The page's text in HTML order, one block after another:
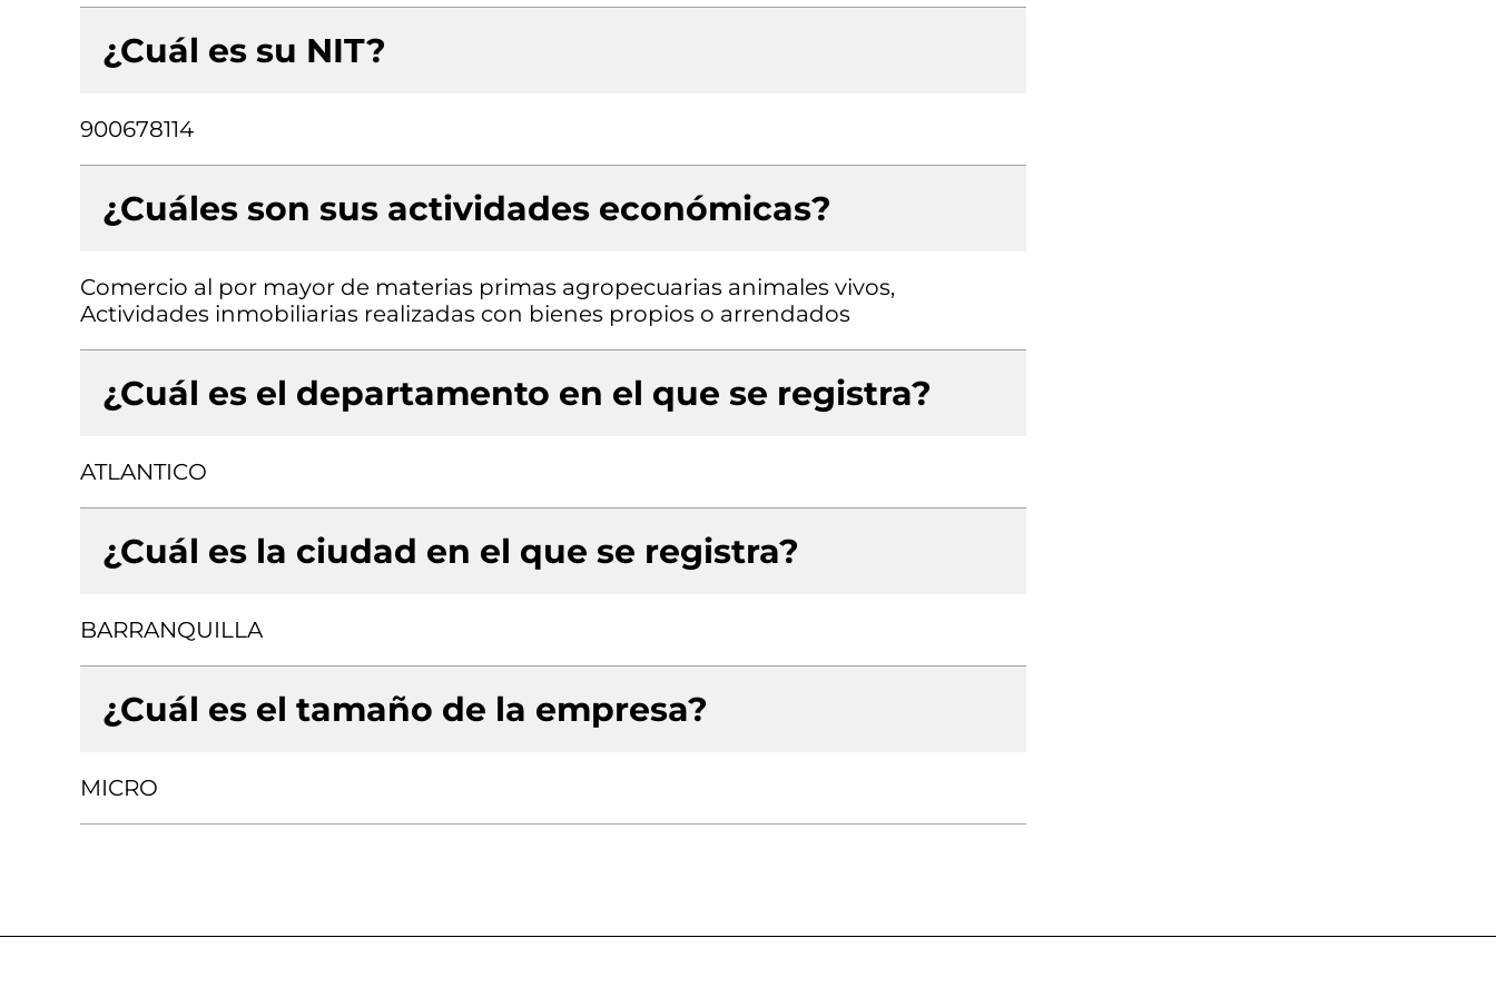
¿Cuál es su NIT?
900678114
¿Cuáles son sus actividades económicas?
Comercio al por mayor de materias primas agropecuarias animales vivos,
Actividades inmobiliarias realizadas con bienes propios o arrendados
¿Cuál es el departamento en el que se registra?
ATLANTICO
¿Cuál es la ciudad en el que se registra?
BARRANQUILLA
¿Cuál es el tamaño de la empresa?
MICRO